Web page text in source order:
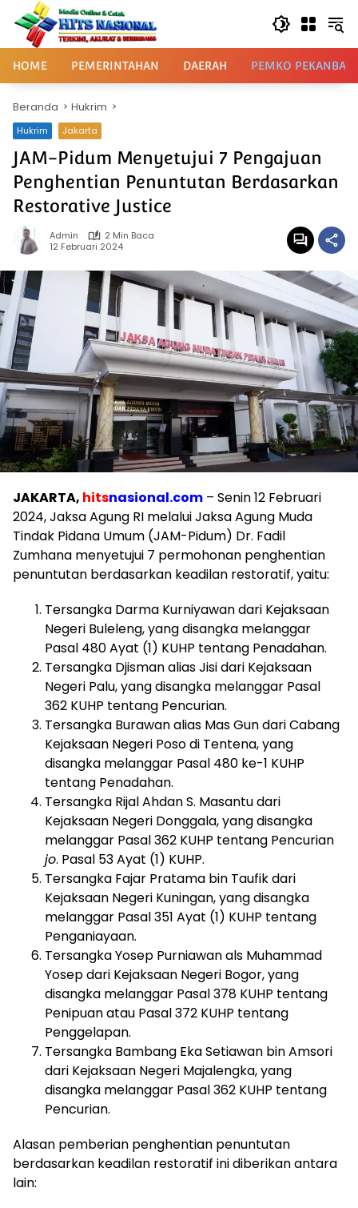
Langsung
konten
HOME PEMERINTAHAN DAERAH PEMKO
Beranda Hukrim
Hukrim Jakarta
JAM-Pidum Menyetujui 7 Pengajuan
Penghentian Penuntutan Berdasarkan
Restorative Justice
Admin
2 Min Baca
12 Februari 2024
JAKARTA, hitsnasional.com – Senin 12 Februari
2024, Jaksa Agung RI melalui Jaksa Agung Muda
Tindak Pidana Umum (JAM-Pidum) Dr. Fadil
Zumhana menyetujui 7 permohonan penghentian
penuntutan berdasarkan keadilan restoratif, yaitu:
Tersangka Darma Kurniyawan dari Kejaksaan
Negeri Buleleng, yang disangka melanggar
Pasal 480 Ayat (1) KUHP tentang Penadahan.
Tersangka Djisman alias Jisi dari Kejaksaan
Negeri Palu, yang disangka melanggar Pasal
362 KUHP tentang Pencurian.
Tersangka Burawan alias Mas Gun dari Cabang
Kejaksaan Negeri Poso di Tentena, yang
disangka melanggar Pasal 480 ke-1 KUHP
tentang Penadahan.
Tersangka Rijal Ahdan S. Masantu dari
Kejaksaan Negeri Donggala, yang disangka
melanggar Pasal 362 KUHP tentang Pencurian
jo. Pasal 53 Ayat (1) KUHP.
Tersangka Fajar Pratama bin Taufik dari
Kejaksaan Negeri Kuningan, yang disangka
melanggar Pasal 351 Ayat (1) KUHP tentang
Penganiayaan.
Tersangka Yosep Purniawan als Muhammad
Yosep dari Kejaksaan Negeri Bogor, yang
disangka melanggar Pasal 378 KUHP tentang
Penipuan atau Pasal 372 KUHP tentang
Penggelapan.
Tersangka Bambang Eka Setiawan bin Amsori
dari Kejaksaan Negeri Majalengka, yang
disangka melanggar Pasal 362 KUHP tentang
Pencurian.
Alasan pemberian penghentian penuntutan
berdasarkan keadilan restoratif ini diberikan antara
lain: